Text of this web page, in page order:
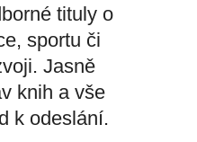
tituly o
sportu či
Jasně
knih a vše
k odeslání.